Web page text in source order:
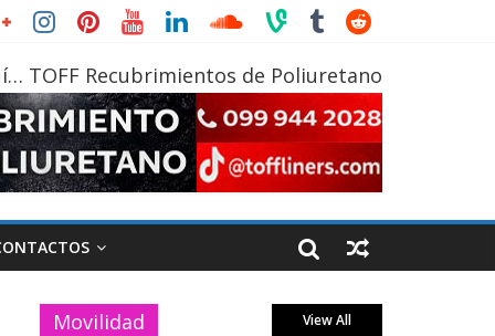
TOFF Recubrimientos de Poliuretano
Movilidad View All